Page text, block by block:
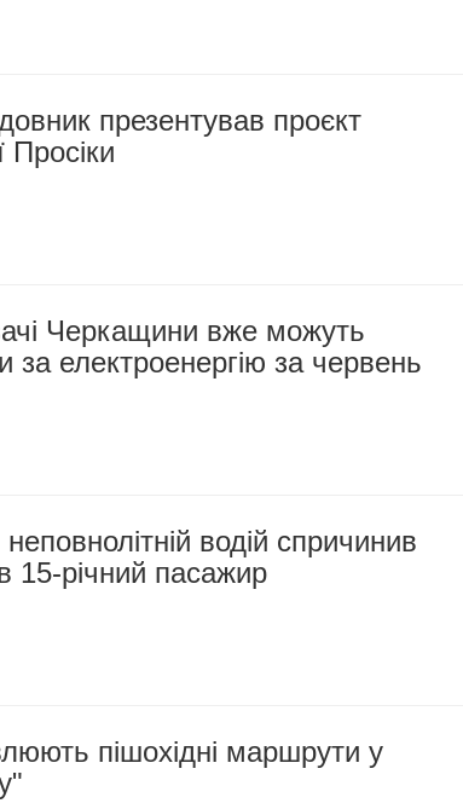
презентував проєкт
Просіки
Черкащини вже можуть
за електроенергію за червень
водій спричинив
річний пасажир
пішохідні маршрути у